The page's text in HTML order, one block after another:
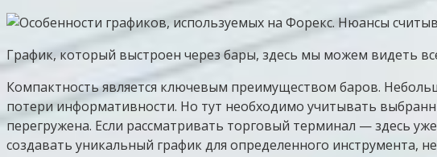
График, который выстроен через бары, здесь мы можем видеть
Компактность является ключевым преимуществом баров.
потери информативности. Но тут необходимо учитывать
перегружена. Если рассматривать торговый терминал — здесь
создавать уникальный график для определенного инструмента,